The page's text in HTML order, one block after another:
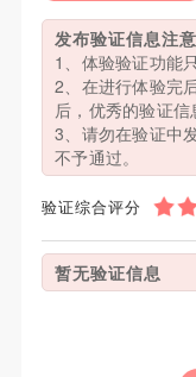
发布验证信息注
1、体验验证功能
2、在进行体验完
后，优秀的验证信
3、请勿在验证中
不予通过。
验证综合评分
暂无验证信息